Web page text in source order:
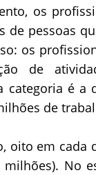
os
de pessoas
os
de
categoria é a
de
oito em cada
milhões). No